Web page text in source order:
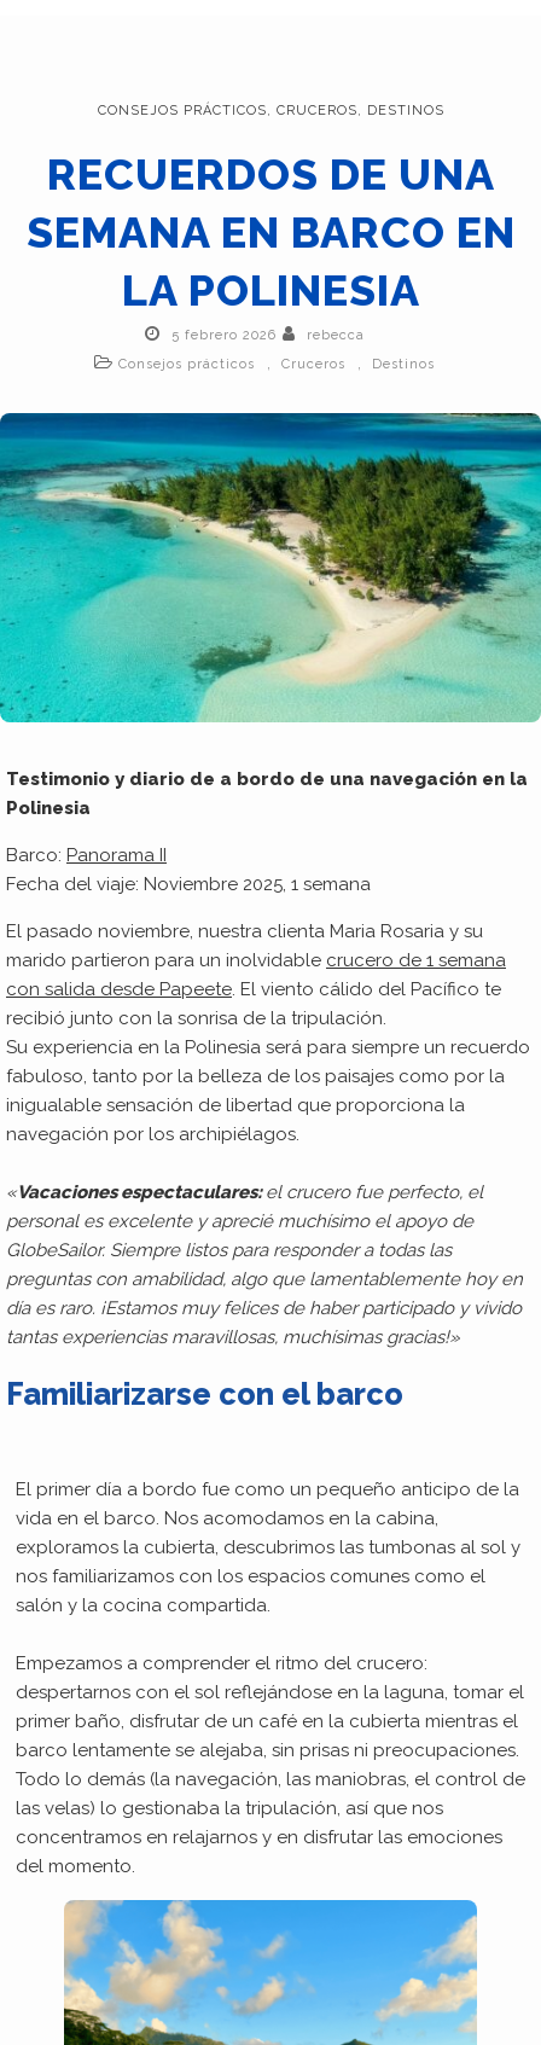
CONSEJOS PRÁCTICOS, CRUCEROS, DESTINOS
RECUERDOS DE UNA
SEMANA EN BARCO EN
LA POLINESIA
5 febrero 2026
rebecca
Consejos prácticos
Cruceros Destinos
Testimonio y diario de a bordo de una navegación en la
Polinesia
Barco: Panorama II
Fecha del viaje: Noviembre 2025, 1 semana
El pasado noviembre, nuestra clienta Maria Rosaria y su
marido partieron para un inolvidable crucero de 1 semana
con salida desde Papeete. El viento cálido del Pacífico te
recibió junto con la sonrisa de la tripulación.
Su experiencia en la Polinesia será para siempre un recuerdo
fabuloso, tanto por la belleza de los paisajes como por la
inigualable sensación de libertad que proporciona la
navegación por los archipiélagos.
«Vacaciones espectaculares:el crucero fue perfecto, el
personal es excelente y aprecié muchísimo el apoyo de
GlobeSailor. Siempre listos para responder a todas las
preguntas con amabilidad, algo que lamentablemente hoy en
día es raro. ¡Estamos muy felices de haber participado y vivido
tantas experiencias maravillosas, muchísimas gracias!»
Familiarizarse con el barco
El primer día a bordo fue como un pequeño anticipo de la
vida en el barco. Nos acomodamos en la cabina,
exploramos la cubierta, descubrimos las tumbonas al sol y
nos familiarizamos con los espacios comunes como el
salón y la cocina compartida.
Empezamos a comprender el ritmo del crucero:
despertarnos con el sol reflejándose en la laguna, tomar el
primer baño, disfrutar de un café en la cubierta mientras el
barco lentamente se alejaba, sin prisas ni preocupaciones.
Todo lo demás (la navegación, las maniobras, el control de
las velas) lo gestionaba la tripulación, así que nos
concentramos en relajarnos y en disfrutar las emociones
del momento.